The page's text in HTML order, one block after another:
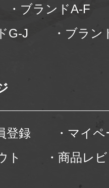
・ブランドA-F
G-J
・ブラン
登録
・マイ
ト
・商品レ